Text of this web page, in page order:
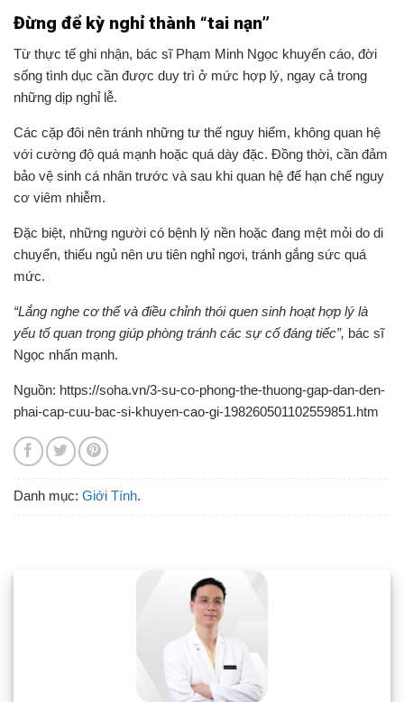
Đừng để kỳ nghỉ thành “tai nạn”
Từ thực tế ghi nhận, bác sĩ Phạm Minh Ngọc khuyến cáo, đời
sống tình dục cần được duy trì ở mức hợp lý, ngay cả trong
những dịp nghỉ lễ.
Các cặp đôi nên tránh những tư thế nguy hiểm, không quan hệ
với cường độ quá mạnh hoặc quá dày đặc. Đồng thời, cần đảm
bảo vệ sinh cá nhân trước và sau khi quan hệ để hạn chế nguy
cơ viêm nhiễm.
Đặc biệt, những người có bệnh lý nền hoặc đang mệt mỏi do di
chuyển, thiếu ngủ nên ưu tiên nghỉ ngơi, tránh gắng sức quá
mức.
“Lắng nghe cơ thể và điều chỉnh thói quen sinh hoạt hợp lý là
yếu tố quan trọng giúp phòng tránh các sự cố đáng tiếc”, bác sĩ
Ngọc nhấn mạnh.
Nguồn: https://soha.vn/3-su-co-phong-the-thuong-gap-dan-den-
phai-cap-cuu-bac-si-khuyen-cao-gi-198260501102559851.htm
Danh mục: Giới Tính.